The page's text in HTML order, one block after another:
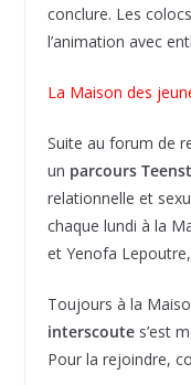
conclure. Les
l’animation avec
La Maison des
Suite au forum de
un parcours
relationnelle et
chaque lundi à la
et Yenofa
Toujours à la
interscoutes’est
Pour la rejoindre,